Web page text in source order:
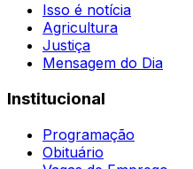
Isso é notícia
Agricultura
Justiça
Mensagem do Dia
Institucional
Programação
Obituário